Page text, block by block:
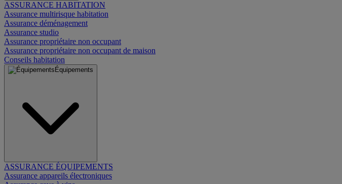
ASSURANCE HABITATION
Assurance multirisque habitation
Assurance déménagement
Assurance studio
Assurance propriétaire non occupant
Assurance propriétaire non occupant de maison
Conseils habitation
Équipements
ASSURANCE ÉQUIPEMENTS
Assurance appareils électroniques